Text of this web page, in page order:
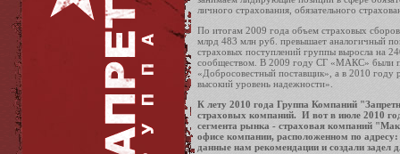
личного страхования, обязательного
По итогам 2009 года объем страховых
млрд 483 млн руб. превышает аналогичный
страховых поступлений группы выросла на
сообществом. В 2009 году СГ «МАКС» были
«Добросовестный поставщик», а в 2010 году
высокий уровень надежности».
К лету 2010 года Группа Компаний
страховых компаний. И вот в июле 2010
сегмента рынка - страховая компаний
офисе компании, расположенном по
данные нам рекомендации и создали задел